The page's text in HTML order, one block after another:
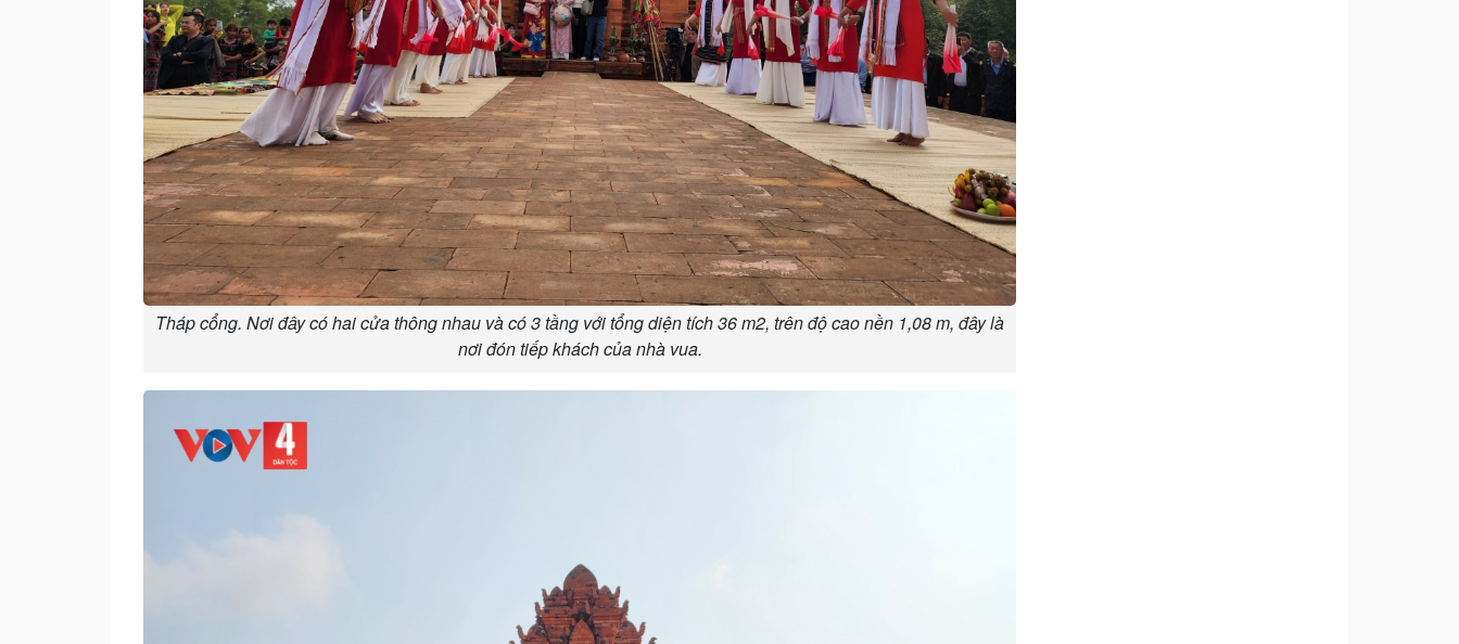
Tháp cổng. Nơi đây có hai cửa thông nhau và có 3 tầng với tổng diện tích 36 m2, trên độ cao nền 1,08 m, đây là
nơi đón tiếp khách của nhà vua.